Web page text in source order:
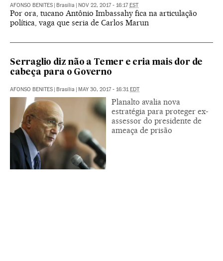
AFONSO BENITES Brasília NOV 22, 2017 - 16:17 EST
Por ora, tucano Antônio Imbassahy fica na articulação
política, vaga que seria de Carlos Marun
Serraglio diz não a Temer e cria mais dor de
cabeça para o Governo
AFONSO BENITES Brasília MAY 30, 2017 - 16:31 EDT
Planalto avalia nova
estratégia para proteger ex-
assessor do presidente de
ameaça de prisão